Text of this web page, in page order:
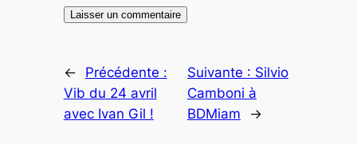
←
Précédente :
Vib du 24 avril
avec Ivan Gil !
Suivante : Silvio
Camboni à
BDMiam
→